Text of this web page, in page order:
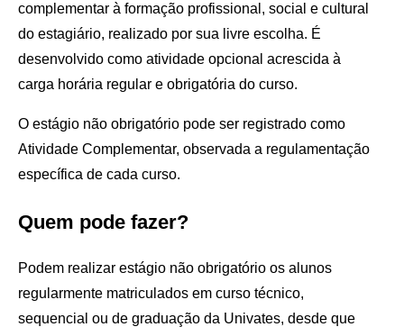
complementar à formação profissional, social e cultural
do estagiário, realizado por sua livre escolha. É
desenvolvido como atividade opcional acrescida à
carga horária regular e obrigatória do curso.
O estágio não obrigatório pode ser registrado como
Atividade Complementar, observada a regulamentação
específica de cada curso.
Quem pode fazer?
Podem realizar estágio não obrigatório os alunos
regularmente matriculados em curso técnico,
sequencial ou de graduação da Univates, desde que